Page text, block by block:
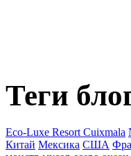
Теги
Eco-Luxe Resort Cuixmala
Китай Мексика США